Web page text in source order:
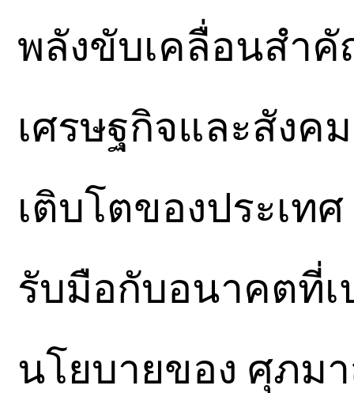
พลังขับเคลื่อนสํา
เศรษฐกิจและสังค
เติบโตของประเท
รับมือกับอนาคตที่
นโยบายของ ศุภม